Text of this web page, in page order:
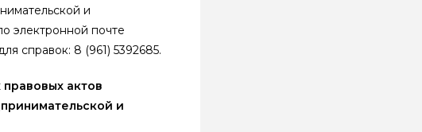
и
электронной почте
справок: 8 (961) 5392685.
актов
и